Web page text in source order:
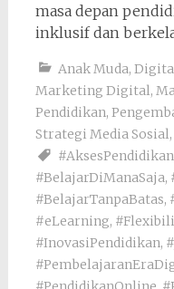
masa depan
inklusif dan
Anak Muda,
Marketing Digital,
Pendidikan,
Strategi Media Sosial,
#AksesPendidikan
#BelajarDiManaSaja,
#BelajarTanpaBatas,
#eLearning,
#InovasiPendidikan,